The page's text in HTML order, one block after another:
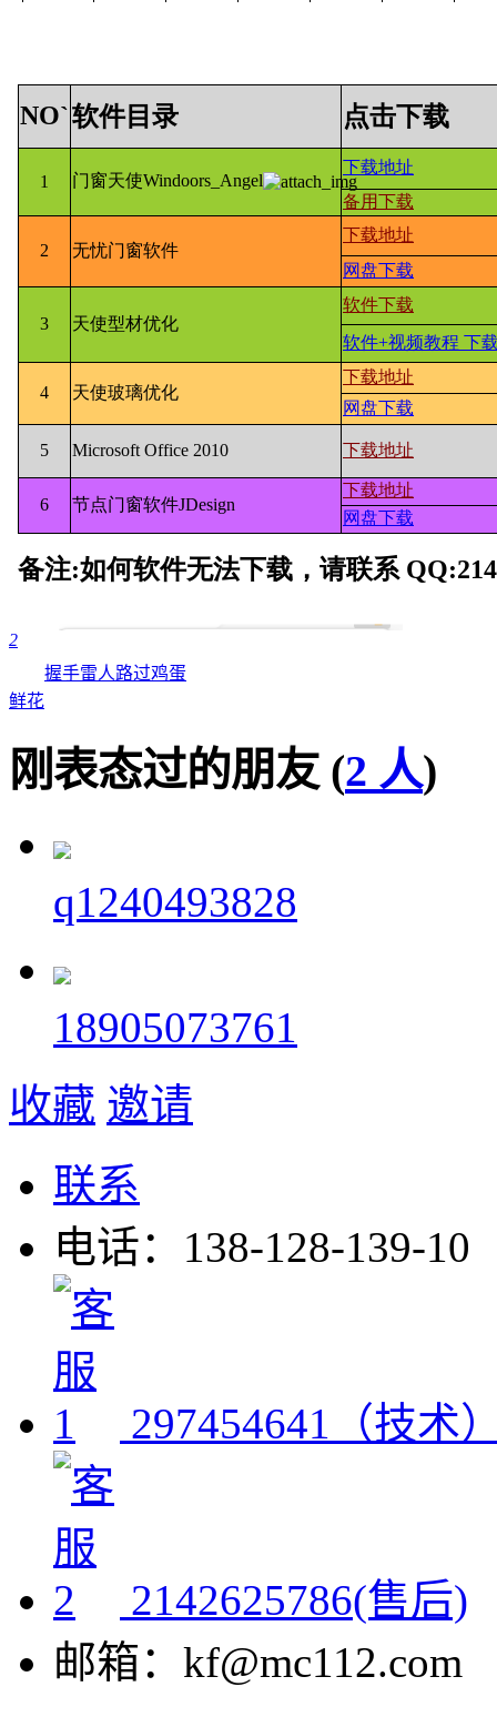
2
鲜花
握手雷人路过鸡蛋
刚表态过的朋友 (2 人)
q1240493828
18905073761
收藏 邀请
联系
电话：138-128-139-10
297454641（技术
2142625786(售后)
邮箱：kf@mc112.com